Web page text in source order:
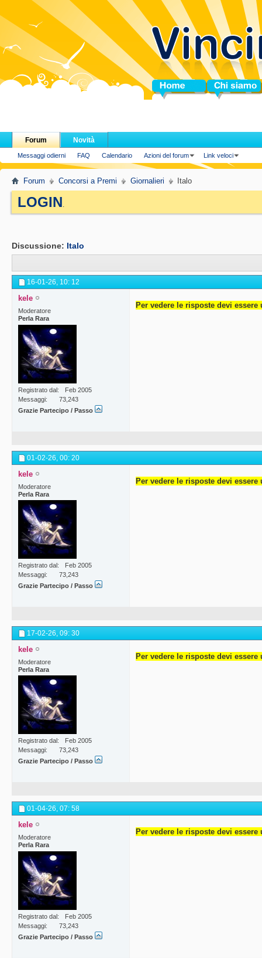
Home Chi siamo
Forum
Messaggi odierni FAQ Calendario Azioni del forum Link veloci
Novità
Forum Concorsi a Premi Giornalieri Italo
LOGIN.
Discussione: Italo
16-01-26, 10: 12
kele
Moderatore
Perla Rara
Registrato dal
Feb 2005
Messaggi
73,243
Grazie Partecipo / Passo
Per vedere le risposte devi
01-02-26, 00: 20
kele
Moderatore
Perla Rara
Registrato dal
Feb 2005
Messaggi
73,243
Grazie Partecipo / Passo
Per vedere le risposte devi essere
17-02-26, 09: 30
kele
Moderatore
Perla Rara
Registrato dal
Feb 2005
Messaggi
73,243
Grazie Partecipo / Passo
Per vedere le risposte devi
01-04-26, 07: 58
kele
Moderatore
Perla Rara
Registrato dal
Feb 2005
Messaggi
73,243
Grazie Partecipo / Passo
Per vedere le risposte devi